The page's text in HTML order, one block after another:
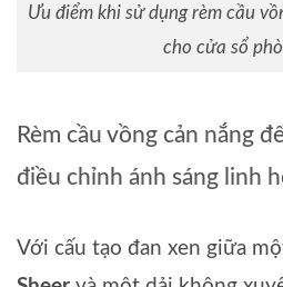
Ưu điểm khi sử dụng rèm cầu
cho cửa sổ
Rèm cầu vồng cản nắng
điều chỉnh ánh sáng linh
Với cấu tạo đan xen giữa